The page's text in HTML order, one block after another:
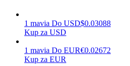
Codziennie zdobywaj
1 mavia Do USD$0.03088
Kup za USD
1 mavia Do EUR€0.02672
Kup za EUR